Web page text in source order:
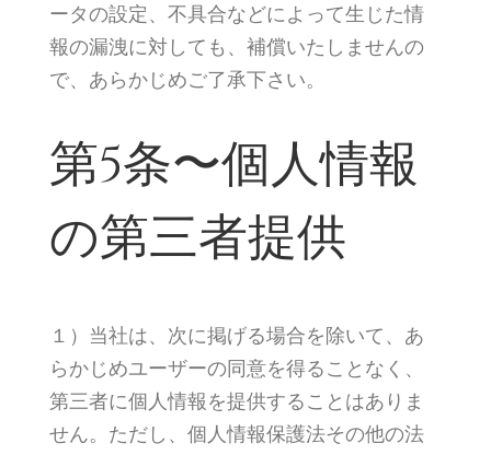
ータの設定、不具合などによって生じた情
報の漏洩に対しても、補償いたしませんの
で、あらかじめご了承下さい。
第5条〜個人情報
の第三者提供
１）当社は、次に掲げる場合を除いて、あ
らかじめユーザーの同意を得ることなく、
第三者に個人情報を提供することはありま
せん。ただし、個人情報保護法その他の法